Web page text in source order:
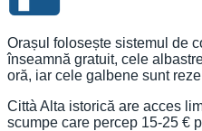
Orașul folosește sistemul de
înseamnă gratuit, cele
oră, iar cele galbene sunt
Città Alta istorică are acces
scumpe care percep 15-25 €